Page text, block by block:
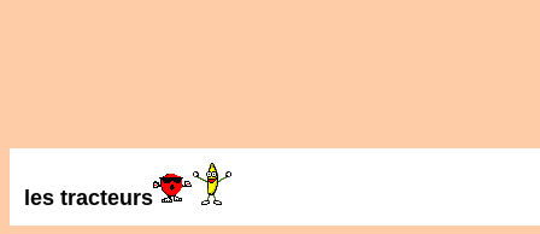
les tracteurs